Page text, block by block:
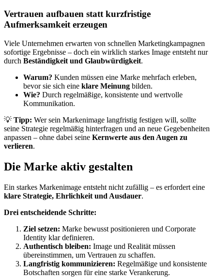
Vertrauen aufbauen statt kurzfristige
Aufmerksamkeit erzeugen
Viele Unternehmen erwarten von schnellen Marketingkampagnen
sofortige Ergebnisse – doch ein wirklich starkes Image entsteht nur
durch Beständigkeit und Glaubwürdigkeit.
Warum? Kunden müssen eine Marke mehrfach erleben,
bevor sie sich eine klare Meinung bilden.
Wie? Durch regelmäßige, konsistente und wertvolle
Kommunikation.
💡 Tipp: Wer sein Markenimage langfristig festigen will, sollte
seine Strategie regelmäßig hinterfragen und an neue Gegebenheiten
anpassen – ohne dabei seine Kernwerte aus den Augen zu
verlieren.
Die Marke aktiv gestalten
Ein starkes Markenimage entsteht nicht zufällig – es erfordert eine
klare Strategie, Ehrlichkeit und Ausdauer.
Drei entscheidende Schritte:
Ziel setzen: Marke bewusst positionieren und Corporate
Identity klar definieren.
Authentisch bleiben: Image und Realität müssen
übereinstimmen, um Vertrauen zu schaffen.
Langfristig kommunizieren: Regelmäßige und konsistente
Botschaften sorgen für eine starke Verankerung.